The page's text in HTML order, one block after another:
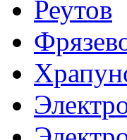
Реутов